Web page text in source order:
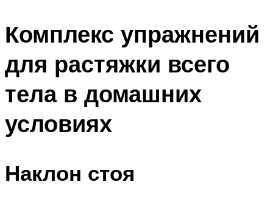
Комплекс упражнений
для растяжки всего
тела в домашних
условиях
Наклон стоя